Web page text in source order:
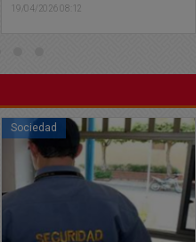
Sociedad